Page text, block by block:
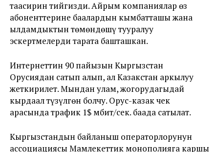
таасирин тийгизди. Айрым компаниялар өз
абоненттерине баалардын кымбатташы жана
ылдамдыктын төмөндөшү тууралуу
эскертмелерди тарата башташкан.
Интернеттин 90 пайызын Кыргызстан
Орусиядан сатып алып, ал Казакстан аркылуу
жеткирилет. Мындан улам, жогорудагыдай
кырдаал түзүлгөн болчу. Орус-казак чек
арасында трафик 1$ мбит/сек. баада сатылат.
Кыргызстандын байланыш операторлорунун
ассоциациясы Мамлекеттик монополияга каршы